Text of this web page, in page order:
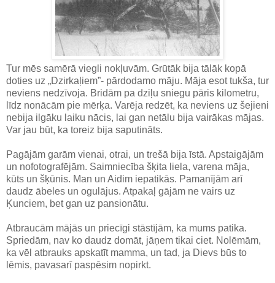
Tur mēs samērā viegli nokļuvām. Grūtāk bija tālāk kopā
doties uz „Dzirkaļiem”- pārdodamo māju. Māja esot tukša, tur
neviens nedzīvoja. Bridām pa dziļu sniegu pāris kilometru,
līdz nonācām pie mērķa. Varēja redzēt, ka neviens uz šejieni
nebija ilgāku laiku nācis, lai gan netālu bija vairākas mājas.
Var jau būt, ka toreiz bija saputināts.
Pagājām garām vienai, otrai, un trešā bija īstā. Apstaigājām
un nofotografējām. Saimniecība šķita liela, varena māja,
kūts un šķūnis. Man un Aidim iepatikās. Pamanījām arī
daudz ābeles un ogulājus. Atpakaļ gājām ne vairs uz
Ķunciem, bet gan uz pansionātu.
Atbraucām mājās un priecīgi stāstījām, ka mums patika.
Spriedām, nav ko daudz domāt, jāņem tikai ciet. Nolēmām,
ka vēl atbrauks apskatīt mamma, un tad, ja Dievs būs to
lēmis, pavasarī paspēsim nopirkt.